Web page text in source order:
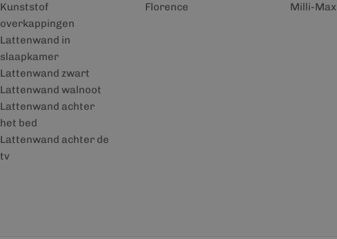
Kunststof
overkappingen
Lattenwand in
slaapkamer
Lattenwand zwart
Lattenwand walnoot
Lattenwand achter
het bed
Lattenwand achter de
tv
Florence
Milli-Max